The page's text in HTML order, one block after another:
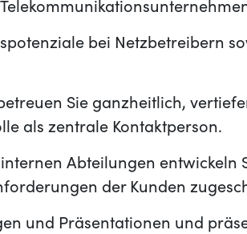
bei Netzbetreibern
Sie ganzheitlich,
als zentrale Kontaktperson.
Abteilungen entwickeln
der Kunden
und Präsentationen und